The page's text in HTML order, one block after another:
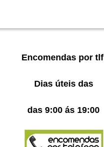
Encomendas por tlf
Dias úteis das
das 9:00 ás 19:00